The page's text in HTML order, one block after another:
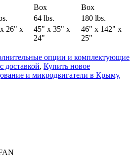
Box
Box
64 lbs.
180 lbs.
26" x
45" x 35" x
24"
46" x 142" x
25"
опции и комплектующие
доставкой, Купить новое
и микродвигатели в Крыму,